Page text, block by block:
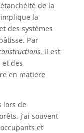
de la
la
des systèmes
Par
, il est
des
en matière
lors de
j’ai souvent
et